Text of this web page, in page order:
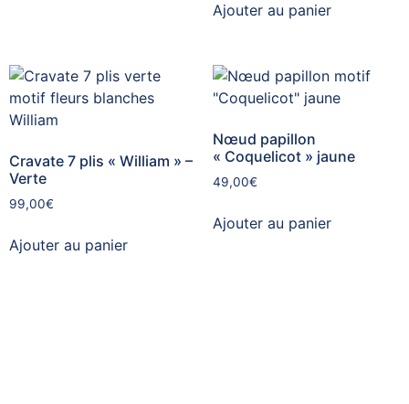
Ajouter au panier
Cravate 7 plis « William » –
Verte
99,00€
Ajouter au panier
Nœud papillon
« Coquelicot » jaune
49,00€
Ajouter au panier